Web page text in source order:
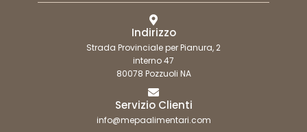
Indirizzo
Strada Provinciale per Pianura, 2
interno 47
80078 Pozzuoli NA
Servizio Clienti
info@mepaalimentari.com